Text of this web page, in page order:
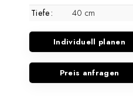
Tiefe:
40 cm
Individuell planen
Preis anfragen